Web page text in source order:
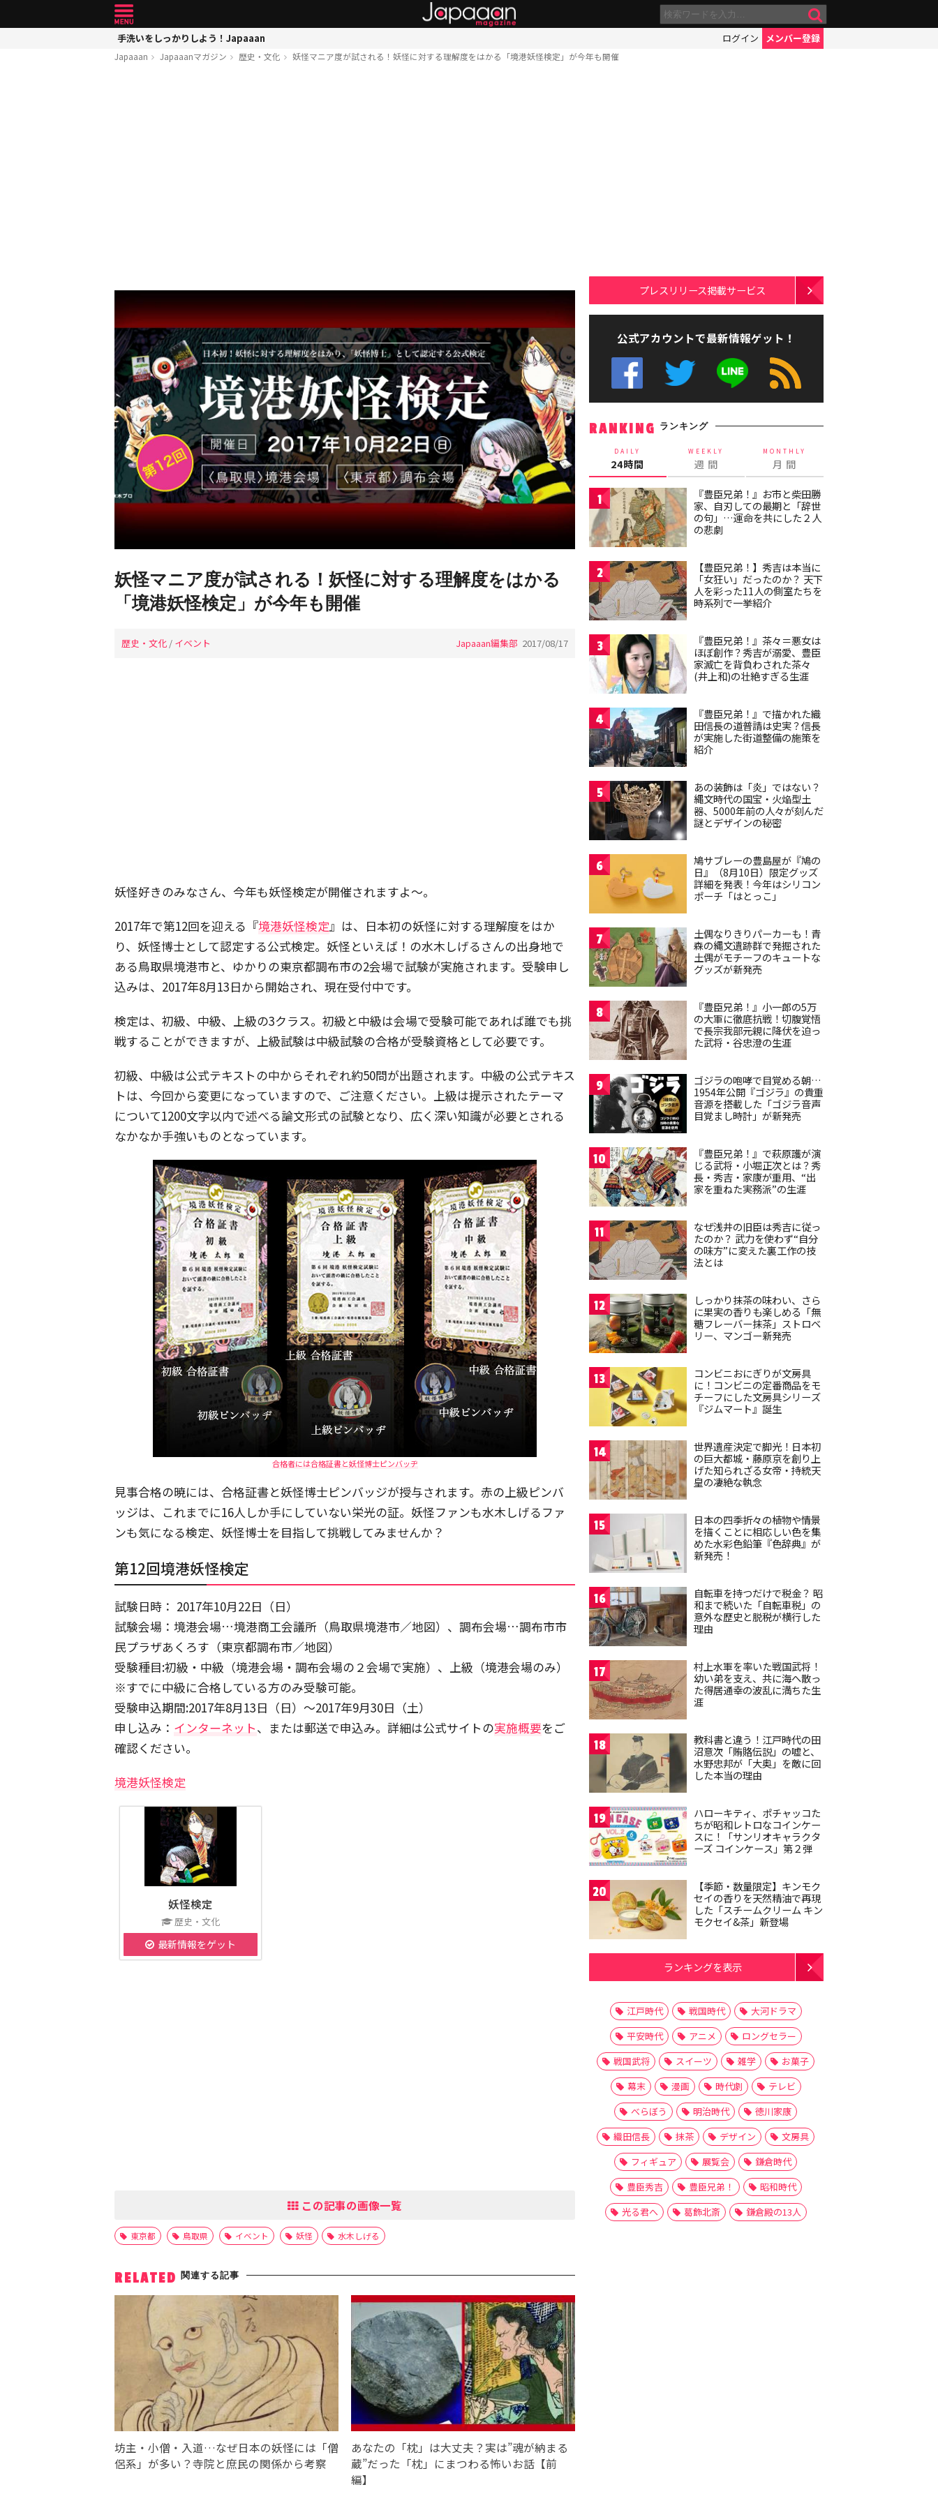
手洗いをしっかりしよう！Japaaan ログイン メンバー登録
Japaaan Japaaanマガジン 歴史・文化 妖怪マニア度が試される！妖怪に対する理解度をはかる「境港妖怪検定」が今年も開催
妖怪マニア度が試される！妖怪に対する理解度をはかる
「境港妖怪検定」が今年も開催
歴史・文化 / イベント Japaaan編集部 2017/08/17
妖怪好きのみなさん、今年も妖怪検定が開催されますよ〜。
2017年で第12回を迎える『境港妖怪検定』は、日本初の妖怪に対する理解度をはか
り、妖怪博士として認定する公式検定。妖怪といえば！の水木しげるさんの出身地で
ある鳥取県境港市と、ゆかりの東京都調布市の2会場で試験が実施されます。受験申し
込みは、2017年8月13日から開始され、現在受付中です。
検定は、初級、中級、上級の3クラス。初級と中級は会場で受験可能であれば誰でも挑
戦することができますが、上級試験は中級試験の合格が受験資格として必要です。
初級、中級は公式テキストの中からそれぞれ約50問が出題されます。中級の公式テキス
トは、今回から変更になっていますので、ご注意ください。上級は提示されたテーマ
について1200文字以内で述べる論文形式の試験となり、広く深い知識が必要とされる
なかなか手強いものとなっています。
合格者には合格証書と妖怪博士ピンバッヂ
見事合格の暁には、合格証書と妖怪博士ピンバッジが授与されます。赤の上級ピンバ
ッジは、これまでに16人しか手にしていない栄光の証。妖怪ファンも水木しげるファ
ンも気になる検定、妖怪博士を目指して挑戦してみませんか？
第12回境港妖怪検定
試験日時： 2017年10月22日（日）
試験会場：境港会場…境港商工会議所（鳥取県境港市／地図）、調布会場…調布市市
民プラザあくろす（東京都調布市／地図）
受験種目:初級・中級（境港会場・調布会場の２会場で実施）、上級（境港会場のみ）
※すでに中級に合格している方のみ受験可能。
受験申込期間:2017年8月13日（日）～2017年9月30日（土）
申し込み： インターネット、または郵送で申込み。詳細は公式サイトの実施概要をご
確認ください。
境港妖怪検定
妖怪検定
歴史・文化
最新情報をゲット
この記事の画像一覧
東京都 鳥取県 イベント 妖怪 水木しげる
RELATED 関連する記事
坊主・小僧・入道…なぜ日本の妖怪には「僧
侶系」が多い？寺院と庶民の関係から考察
あなたの「枕」は大丈夫？実は”魂が納まる
蔵”だった「枕」にまつわる怖いお話【前
編】
プレスリリース掲載サービス
公式アカウントで最新情報ゲット！
RANKING ランキング
DAILY
24時間
WEEKLY
週 間
MONTHLY
月 間
1
『豊臣兄弟！』お市と柴田勝
家、自刃しての最期と「辞世
の句」…運命を共にした２人
の悲劇
2
【豊臣兄弟！】秀吉は本当に
「女狂い」だったのか？ 天下
人を彩った11人の側室たちを
時系列で一挙紹介
3
『豊臣兄弟！』茶々＝悪女は
ほぼ創作？秀吉が溺愛、豊臣
家滅亡を背負わされた茶々
(井上和)の壮絶すぎる生涯
4
『豊臣兄弟！』で描かれた織
田信長の道普請は史実？信長
が実施した街道整備の施策を
紹介
5
あの装飾は「炎」ではない？
縄文時代の国宝・火焔型土
器、5000年前の人々が刻んだ
謎とデザインの秘密
6
鳩サブレーの豊島屋が『鳩の
日』（8月10日）限定グッズ
詳細を発表！今年はシリコン
ポーチ「はとっこ」
7
土偶なりきりパーカーも！青
森の縄文遺跡群で発掘された
土偶がモチーフのキュートな
グッズが新発売
8
『豊臣兄弟！』小一郎の5万
の大軍に徹底抗戦！切腹覚悟
で長宗我部元親に降伏を迫っ
た武将・谷忠澄の生涯
9
ゴジラの咆哮で目覚める朝…
1954年公開『ゴジラ』の貴重
音源を搭載した「ゴジラ音声
目覚まし時計」が新発売
10
『豊臣兄弟！』で萩原護が演
じる武将・小堀正次とは？秀
長・秀吉・家康が重用、“出
家を重ねた実務派”の生涯
11
なぜ浅井の旧臣は秀吉に従っ
たのか？ 武力を使わず“自分
の味方”に変えた裏工作の技
法とは
12
しっかり抹茶の味わい、さら
に果実の香りも楽しめる「無
糖フレーバー抹茶」ストロベ
リー、マンゴー新発売
13
コンビニおにぎりが文房具
に！コンビニの定番商品をモ
チーフにした文房具シリーズ
『ジムマート』誕生
14
世界遺産決定で脚光！日本初
の巨大都城・藤原京を創り上
げた知られざる女帝・持統天
皇の凄絶な執念
15
日本の四季折々の植物や情景
を描くことに相応しい色を集
めた水彩色鉛筆『色辞典』が
新発売！
16
自転車を持つだけで税金？ 昭
和まで続いた「自転車税」の
意外な歴史と脱税が横行した
理由
17
村上水軍を率いた戦国武将！
幼い弟を支え、共に海へ散っ
た得居通幸の波乱に満ちた生
涯
18
教科書と違う！江戸時代の田
沼意次「賄賂伝説」の嘘と、
水野忠邦が「大奥」を敵に回
した本当の理由
19
ハローキティ、ポチャッコた
ちが昭和レトロなコインケー
スに！「サンリオキャラクタ
ーズ コインケース」第２弾
20
【季節・数量限定】キンモク
セイの香りを天然精油で再現
した「スチームクリーム キン
モクセイ&茶」新登場
ランキングを表示
江戸時代 戦国時代
大河ドラマ
平安時代
アニメ
ロングセラー
戦国武将
スイーツ 雑学
お菓子
幕末
漫画 時代劇
テレビ
べらぼう
明治時代
徳川家康
織田信長
抹茶 デザイン
文房具
フィギュア
展覧会
鎌倉時代
豊臣秀吉
豊臣兄弟！
昭和時代
光る君へ
葛飾北斎 鎌倉殿の13人